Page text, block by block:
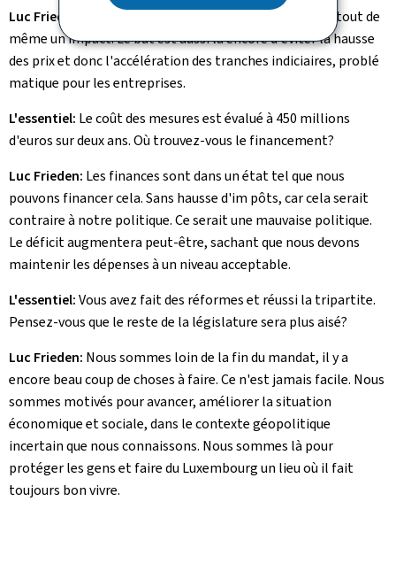
Luc Frieden:
Quand on fait le cumul des pleins, on voit tout de
même un impact. Le but est aussi là encore d'éviter la hausse
des prix et donc l'accélération des tranches indiciaires, problé
matique pour les entreprises.
L'essentiel: Le coût des mesures est évalué à 450 millions
d'euros sur deux ans. Où trouvez-vous le financement?
Luc Frieden: Les finances sont dans un état tel que nous
pouvons financer cela. Sans hausse d'im pôts, car cela serait
contraire à notre politique. Ce serait une mauvaise politique.
Le déficit augmentera peut-être, sachant que nous devons
maintenir les dépenses à un niveau acceptable.
L'essentiel:Vous avez fait des réformes et réussi la tripartite.
Pensez-vous que le reste de la législature sera plus aisé?
Luc Frieden: Nous sommes loin de la fin du mandat, il y a
encore beau coup de choses à faire. Ce n'est jamais facile. Nous
sommes motivés pour avancer, améliorer la situation
économique et sociale, dans le contexte géopolitique
incertain que nous connaissons. Nous sommes là pour
protéger les gens et faire du Luxembourg un lieu où il fait
toujours bon vivre.